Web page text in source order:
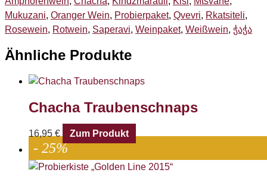
Mukuzani, Oranger Wein, Probierpaket, Qvevri, Rkatsiteli,
Rosewein, Rotwein, Saperavi, Weinpaket, Weißwein, ჭაჭა
Ähnliche Produkte
Chacha Traubenschnaps
16,95 € Zum Produkt
- 25%